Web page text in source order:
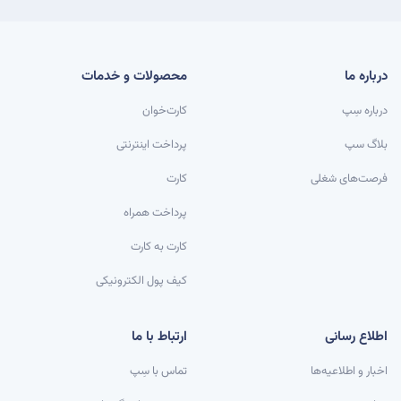
درباره ما
درباره سِپ
بلاگ سپ
فرصت‌های شغلی
محصولات و خدمات
کارت‌خوان
پرداخت اینترنتی
کارت
پرداخت همراه
کارت به کارت
کیف پول الکترونیکی
اطلاع رسانی
اخبار و اطلاعیه‌ها
ارتباط با ما
تماس با سِپ